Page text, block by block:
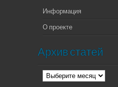
Информация
О проекте
Архив статей
Архив
статей